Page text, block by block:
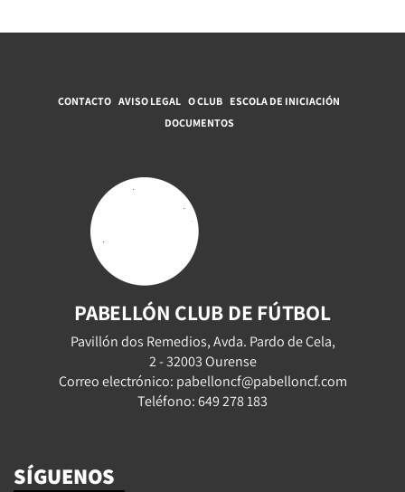
CONTACTO AVISO LEGAL O CLUB ESCOLA DE INICIACIÓN
DOCUMENTOS
PABELLÓN CLUB DE FÚTBOL
Pavillón dos Remedios, Avda. Pardo de Cela,
2 - 32003 Ourense
Correo electrónico: pabelloncf@pabelloncf.com
Teléfono: 649 278 183
SÍGUENOS